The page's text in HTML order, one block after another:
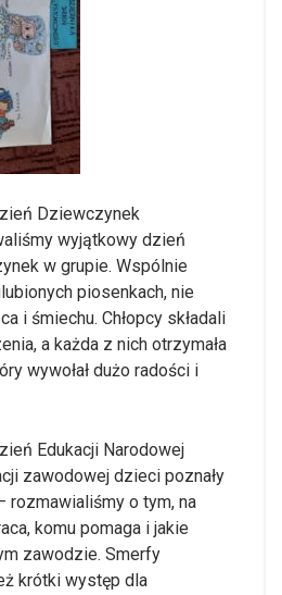
Dziewczynek
wyjątkowy dzień
w grupie. Wspólnie
piosenkach, nie
i śmiechu. Chłopcy składali
a każda z nich otrzymała
wywołał dużo radości i
Edukacji Narodowej
zawodowej dzieci poznały
rozmawialiśmy o tym, na
komu pomaga i jakie
zawodzie. Smerfy
krótki występ dla